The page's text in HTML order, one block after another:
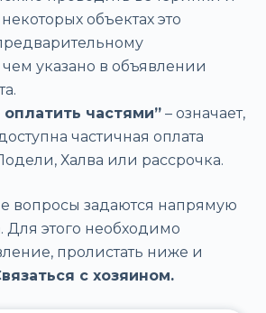
объектах это
указано в объявлении
частями” – означает,
частичная оплата
Халва или рассрочка.
вопросы задаются напрямую
Для этого необходимо
пролистать ниже и
с хозяином.